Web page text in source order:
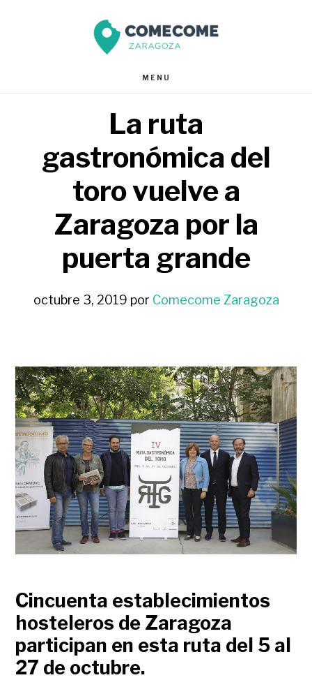
MENU
La ruta
gastronómica del
toro vuelve a
Zaragoza por la
puerta grande
octubre 3, 2019 por Comecome Zaragoza
Cincuenta establecimientos
hosteleros de Zaragoza
participan en esta ruta del 5 al
27 de octubre.